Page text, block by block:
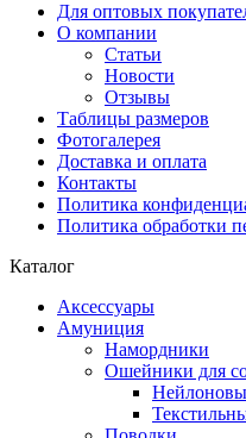
Для оптовых
О компании
Статьи
Новости
Отзывы
Таблицы размеров
Фотогалерея
Доставка и оплата
Контакты
Политика
Политика обработки
Каталог
Аксессуары
Амуниция
Намордники
Ошейники для